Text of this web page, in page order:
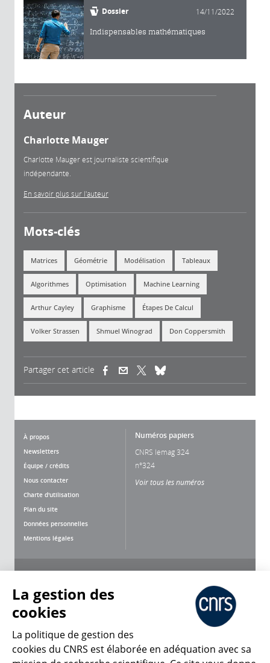
Dossier 14/11/2022
Indispensables mathématiques
Auteur
Charlotte Mauger
Charlotte Mauger est journaliste scientifique
indépendante.
En savoir plus sur l'auteur
Mots-clés
Matrices Géométrie Modélisation Tableaux
Algorithmes Optimisation Machine Learning
Arthur Cayley Graphisme Étapes De Calcul
Volker Strassen Shmuel Winograd Don Coppersmith
Partager cet article (link is external)(link is external)
À propos
Newsletters
Équipe / crédits
Nous contacter
Charte d'utilisation
Plan du site
Données personnelles
Mentions légales
Numéros papiers
CNRS lemag 324
n°324
Voir tous les numéros
La gestion des
cookies
La politique de gestion des
cookies du CNRS est élaborée en adéquation avec sa